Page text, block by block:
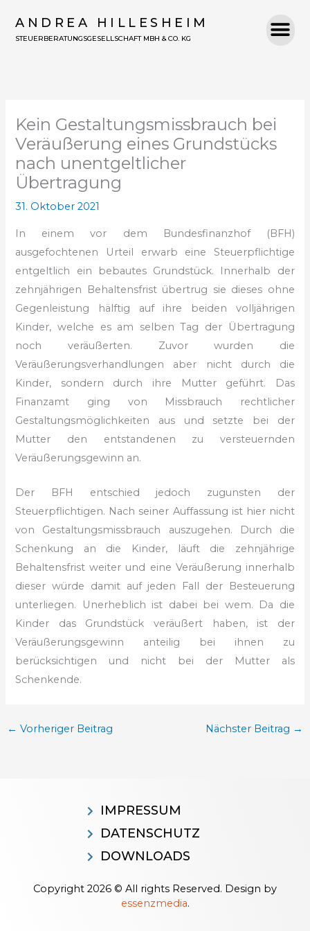
InhaltANDREA HILLESHEIM
STEUERBERATUNGSGESELLSCHAFT MBH & CO. KG
Kein Gestaltungsmissbrauch bei
Veräußerung eines Grundstücks
nach unentgeltlicher
Übertragung
31. Oktober 2021
In einem vor dem Bundesfinanzhof (BFH)
ausgefochtenen Urteil erwarb eine Steuerpflichtige
entgeltlich ein bebautes Grundstück. Innerhalb der
zehnjährigen Behaltensfrist übertrug sie dieses ohne
Gegenleistung hälftig auf ihre beiden volljährigen
Kinder, welche es am selben Tag der Übertragung
noch veräußerten. Zuvor wurden die
Veräußerungsverhandlungen aber nicht durch die
Kinder, sondern durch ihre Mutter geführt. Das
Finanzamt ging von Missbrauch rechtlicher
Gestaltungsmöglichkeiten aus und setzte bei der
Mutter den entstandenen zu versteuernden
Veräußerungsgewinn an.
Der BFH entschied jedoch zugunsten der
Steuerpflichtigen. Nach seiner Auffassung ist hier nicht
von Gestaltungsmissbrauch auszugehen. Durch die
Schenkung an die Kinder, läuft die zehnjährige
Behaltensfrist weiter und eine Veräußerung innerhalb
dieser würde damit auf jeden Fall der Besteuerung
unterliegen. Unerheblich ist dabei bei wem. Da die
Kinder das Grundstück veräußert haben, ist der
Veräußerungsgewinn anteilig bei ihnen zu
berücksichtigen und nicht bei der Mutter als
Schenkende.
← Vorheriger Beitrag Nächster Beitrag →
IMPRESSUM
DATENSCHUTZ
DOWNLOADS
Copyright 2026 © All rights Reserved. Design by
essenzmedia.